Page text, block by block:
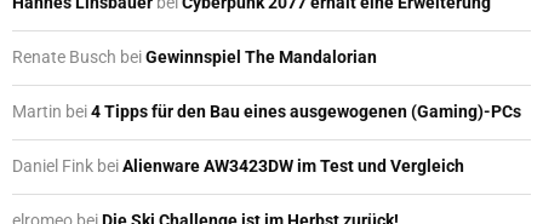
Renate Busch beiGewinnspiel The Mandalorian
Martin bei4 Tipps für den Bau eines ausgewogenen (Gaming)-PCs
Daniel Fink beiAlienware AW3423DW im Test und Vergleich